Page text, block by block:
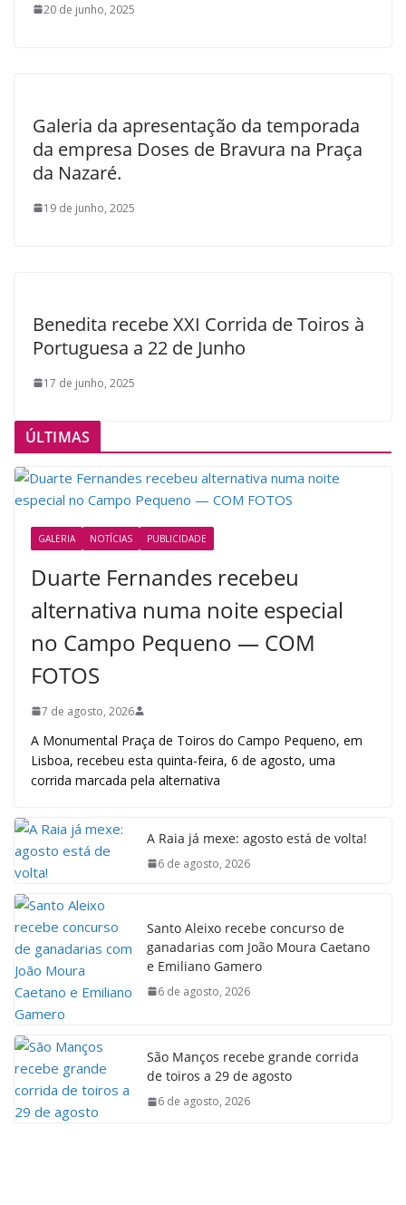
20 de junho, 2025
Galeria da apresentação da temporada
da empresa Doses de Bravura na Praça
da Nazaré.
19 de junho, 2025
Benedita recebe XXI Corrida de Toiros à
Portuguesa a 22 de Junho
17 de junho, 2025
ÚLTIMAS
GALERIA NOTÍCIAS PUBLICIDADE
Duarte Fernandes recebeu
alternativa numa noite especial
no Campo Pequeno — COM
FOTOS
7 de agosto, 2026
A Monumental Praça de Toiros do Campo Pequeno, em
Lisboa, recebeu esta quinta-feira, 6 de agosto, uma
corrida marcada pela alternativa
A Raia já mexe: agosto está de volta!
6 de agosto, 2026
Santo Aleixo recebe concurso de
ganadarias com João Moura Caetano
e Emiliano Gamero
6 de agosto, 2026
São Manços recebe grande corrida
de toiros a 29 de agosto
6 de agosto, 2026